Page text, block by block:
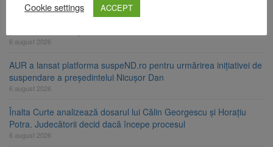
Urmele atelajului i-au condus pe polițiști la cioate. Bărbat prins în
6 august 2026
AUR a lansat platforma suspeND.ro pentru urmărirea inițiativei de
suspendare a președintelui Nicușor Dan
6 august 2026
Înalta Curte analizează dosarul lui Călin Georgescu și Horațiu
Potra. Judecătorii decid dacă începe procesul
6 august 2026
Cookie settings
ACCEPT